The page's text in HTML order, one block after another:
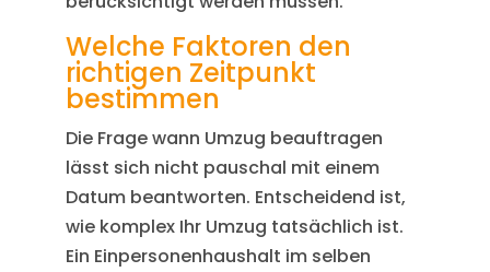
Welche Faktoren den
richtigen Zeitpunkt
bestimmen
Die Frage wann Umzug beauftragen
lässt sich nicht pauschal mit einem
Datum beantworten. Entscheidend ist,
wie komplex Ihr Umzug tatsächlich ist.
Ein Einpersonenhaushalt im selben